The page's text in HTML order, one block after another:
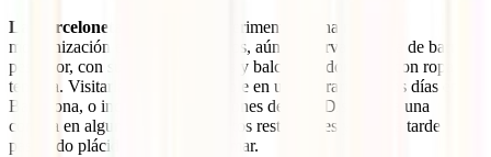
La Barceloneta
, aunque ha experimentado una notable
modernización en los últimos años, aún conserva su alma de barrio
pescador, con sus calles angostas y balcones adornados con ropa
tendida. Visitarla es imprescindible en un itinerario de dos días en
Barcelona, o incluso si solo dispones de uno. Disfruta de una
comida en alguno de sus exquisitos restaurantes y pasa la tarde
paseando plácidamente junto al mar.